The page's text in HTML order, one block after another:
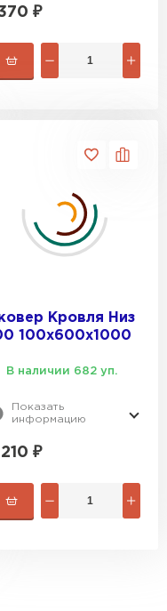
₽
Кровля Низ
100х600х1000
В наличии 682 уп.
Показать
информацию
₽